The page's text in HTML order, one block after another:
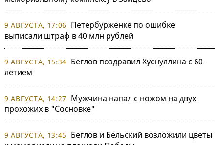
9 АВГУСТА, 17:06
Петербурженке по ошибке
выписали штраф в 40 млн рублей
9 АВГУСТА, 15:34 Беглов поздравил Хуснуллина с 60-
летием
9 АВГУСТА, 14:27
Мужчина напал с ножом на двух
прохожих в "Сосновке"
9 АВГУСТА, 13:45
Беглов и Бельский возложили цветы